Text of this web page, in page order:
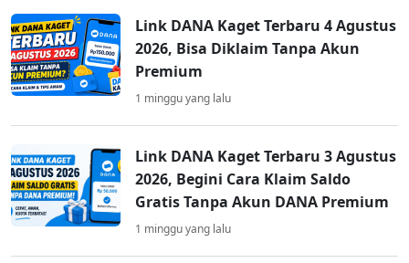
Link DANA Kaget Terbaru 4 Agustus
2026, Bisa Diklaim Tanpa Akun
Premium
1 minggu yang lalu
Link DANA Kaget Terbaru 3 Agustus
2026, Begini Cara Klaim Saldo
Gratis Tanpa Akun DANA Premium
1 minggu yang lalu